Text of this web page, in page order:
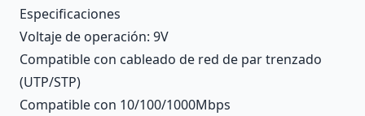
Description
Especificaciones
Voltaje de operación: 9V
Compatible con cableado de red de par trenzado
(UTP/STP)
Compatible con 10/100/1000Mbps